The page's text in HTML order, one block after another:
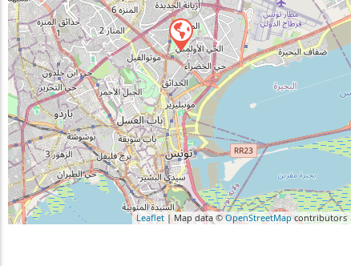
Leaflet | Map data ©OpenStreetMapcontributors